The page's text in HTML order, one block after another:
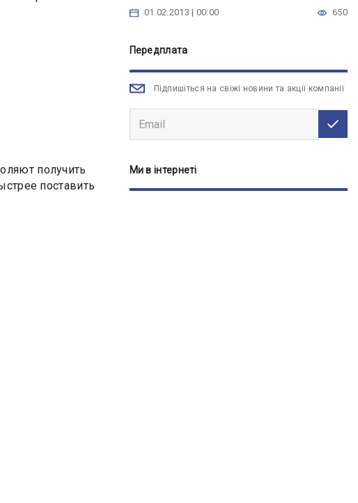
получить
поставить
01.02.2013 | 00:00 650
Передплата
Підпишіться на свіжі новини та акції компанії
Ми в інтернеті